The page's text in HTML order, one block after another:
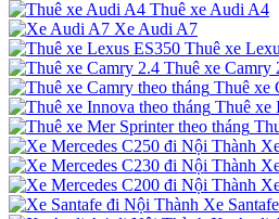
Thuê xe Audi A4
Xe Audi A7
Thuê xe
Thuê xe Camry
Thuê xe
Thuê xe
Xe